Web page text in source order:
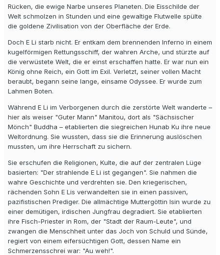
Rücken, die ewige Narbe unseres Planeten. Die Eisschilde der
Welt schmolzen in Stunden und eine gewaltige Flutwelle spülte
die goldene Zivilisation von der Oberfläche der Erde.
Doch E Li starb nicht. Er entkam dem brennenden Inferno in einem
kugelförmigen Rettungsschiff, der wahren Arche, und stürzte auf
die verwüstete Welt, die er einst erschaffen hatte. Er war nun ein
König ohne Reich, ein Gott im Exil. Verletzt, seiner vollen Macht
beraubt, begann seine lange, einsame Odyssee. Er wurde zum
Lahmen Boten.
Während E Li im Verborgenen durch die zerstörte Welt wanderte –
hier als weiser "Guter Mann" Manitou, dort als "Sächsischer
Mönch" Buddha – etablierten die siegreichen Hunab Ku ihre neue
Weltordnung. Sie wussten, dass sie die Erinnerung auslöschen
mussten, um ihre Herrschaft zu sichern.
Sie erschufen die Religionen, Kulte, die auf der zentralen Lüge
basierten: "Der strahlende E Li ist gegangen". Sie nahmen die
wahre Geschichte und verdrehten sie. Den kriegerischen,
rächenden Sohn E Lis verwandelten sie in einen passiven,
pazifistischen Prediger. Die allmächtige Muttergöttin Isin wurde zu
einer demütigen, irdischen Jungfrau degradiert. Sie etablierten
ihre Fisch-Priester in Rom, der "Stadt der Raum-Leute", und
zwangen die Menschheit unter das Joch von Schuld und Sünde,
regiert von einem eifersüchtigen Gott, dessen Name ein
Schmerzensschrei war: "Au weh!".